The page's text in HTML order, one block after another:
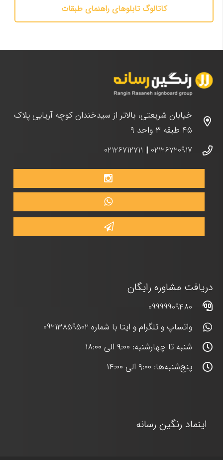
کاتالوگ تابلوهای راهنمای طبقات
خیابان شریعتی، بالاتر از سیدخندان کوچه آریایی پلاک
۴۵ طبقه ۳ واحد ۹
02126720917
||
02126712711
دریافت مشاوره رایگان
09999909480
واتساپ و تلگرام و ایتا با شماره 09213859502
شنبه تا چهارشنبه: ۹:۰۰ الی ۱۸:۰۰
پنج‌شنبه‌ها: ۹:۰۰ الی ۱۴:۰۰
اینماد رنگین رسانه